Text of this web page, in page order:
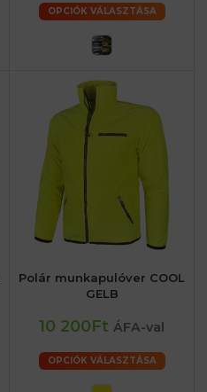
OPCIÓK VÁLASZTÁSA
Polár munkapulóver COOL
GELB
10 200Ft ÁFA-val
OPCIÓK VÁLASZTÁSA